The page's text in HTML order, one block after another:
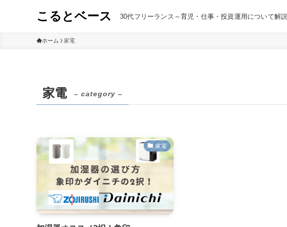
こるとベース 30代フリーランス～育児・仕事・投資運用について解説
ホーム 家電
家電 – category –
家電